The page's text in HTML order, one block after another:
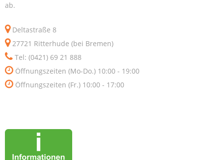
ab.
Deltastraße 8
27721 Ritterhude (bei Bremen)
Tel: (0421) 69 21 888
Öffnungszeiten (Mo-Do.) 10:00 - 19:00
Öffnungszeiten (Fr.) 10:00 - 17:00